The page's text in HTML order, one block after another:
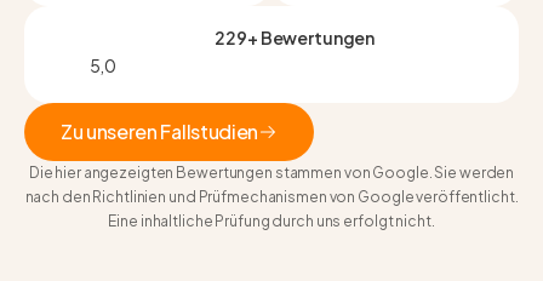
229+ Bewertungen
5,0
Zu unseren Fallstudien
Zu unseren Fallstudien
Die hier angezeigten Bewertungen stammen von Google. Sie werden
nach den Richtlinien und Prüfmechanismen von Google veröffentlicht.
Eine inhaltliche Prüfung durch uns erfolgt nicht.